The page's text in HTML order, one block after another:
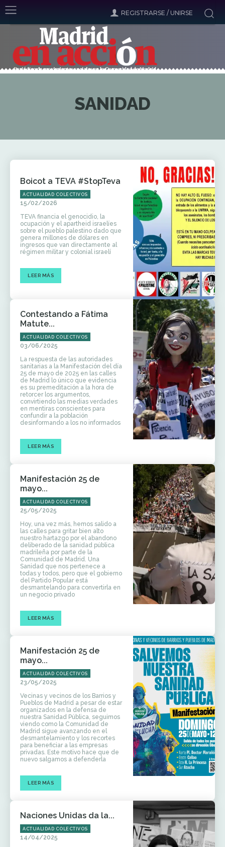
REGISTRARSE / UNIRSE
SANIDAD
Boicot a TEVA #StopTeva
ACTUALIDAD COLECTIVOS
15/02/2026
TEVA financia el genocidio, la
ocupación y el apartheid israelíes
sobre el pueblo palestino dado que
genera millones de dólares en
ingresos que van directamente al
régimen militar y colonial israelí
LEER MÁS
Contestando a Fátima
Matute...
ACTUALIDAD COLECTIVOS
03/06/2025
La respuesta de las autoridades
sanitarias a la Manifestación del día
25 de mayo de 2025 en las calles
de Madrid lo único que evidencia
es su premeditación a la hora de
retorcer los argumentos,
convirtiendo las medias verdades
en mentiras conscientes para
confundir a la población
desinformando a los no informados
LEER MÁS
Manifestación 25 de
mayo...
ACTUALIDAD COLECTIVOS
25/05/2025
Hoy, una vez más, hemos salido a
las calles para gritar bien alto
nuestro hartazgo por el abandono
deliberado de la sanidad pública
madrileña por parte de la
Comunidad de Madrid. Una
Sanidad que nos pertenece a
todas y todos, pero que el gobierno
del Partido Popular está
desmantelando para convertirla en
un negocio privado
LEER MÁS
Manifestación 25 de
mayo...
ACTUALIDAD COLECTIVOS
23/05/2025
Vecinas y vecinos de los Barrios y
Pueblos de Madrid a pesar de estar
organizados en la defensa de
nuestra Sanidad Pública, seguimos
viendo como la Comunidad de
Madrid sigue avanzando en el
desmantelamiento y los recortes
para beneficiar a las empresas
privadas. Este motivo hace que de
nuevo salgamos a defenderla
LEER MÁS
Naciones Unidas da la...
ACTUALIDAD COLECTIVOS
14/04/2025